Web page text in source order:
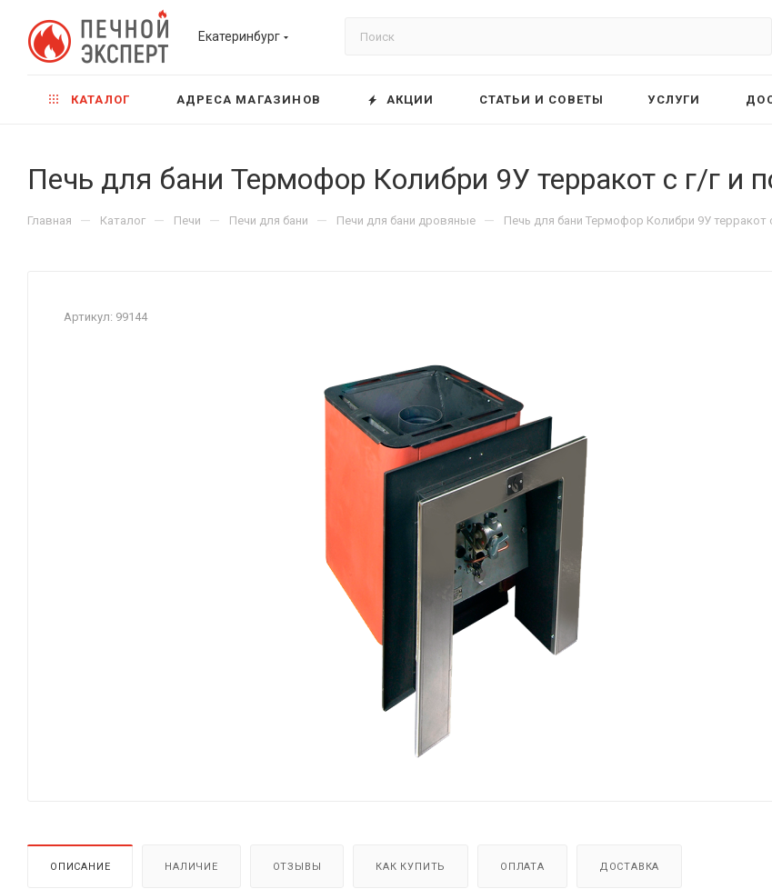
Екатеринбург
КАТАЛОГ АДРЕСА МАГАЗИНОВ АКЦИИ СТАТЬИ И СОВЕТЫ УСЛУГИ
Печь для бани Термофор Колибри 9У терракот с г/г и
Главная — Каталог — Печи — Печи для бани — Печи для бани дровяные — Печь для бани Термофор Колибри 9У терракот
Артикул: 99144
ОПИСАНИЕ НАЛИЧИЕ ОТЗЫВЫ КАК КУПИТЬ ОПЛАТА ДОСТАВКА